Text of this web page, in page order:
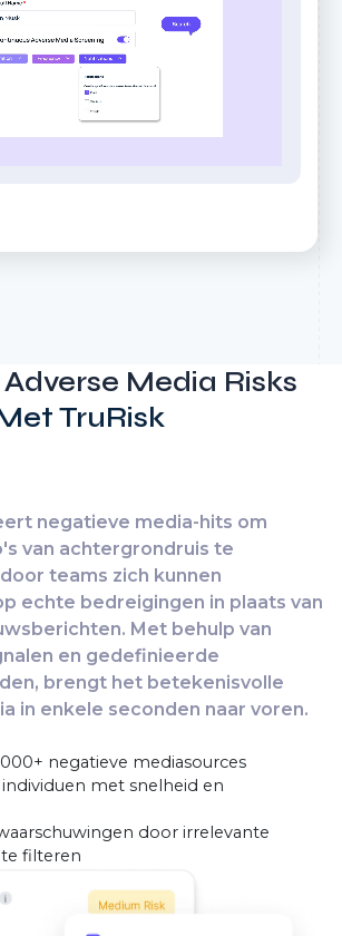
Adverse Media Risks
TruRisk
negatieve media-hits om
van achtergrondruis te
teams zich kunnen
echte bedreigingen in plaats van
Met behulp van
en gedefinieerde
brengt het betekenisvolle
in enkele seconden naar voren.
negatieve mediasources
met snelheid en
door irrelevante
filteren